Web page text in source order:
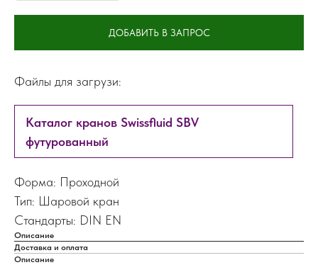
ДОБАВИТЬ В ЗАПРОС
Файлы для загрузи:
Каталог кранов Swissfluid SBV
футурованный
Форма: Проходной
Тип: Шаровой кран
Стандарты: DIN EN
Описание
Доставка и оплата
Описание